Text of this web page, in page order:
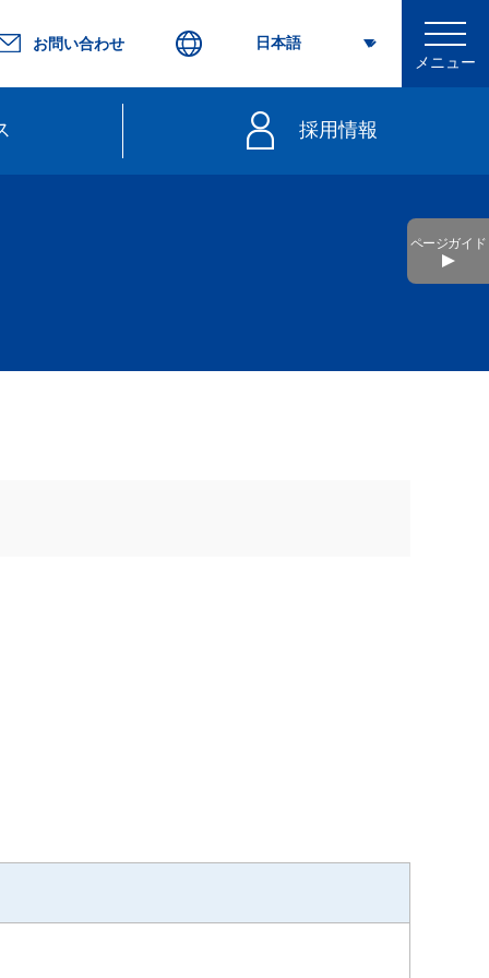
お問い合わせ
メニュー
web延着証明書
採用情報
ページガイド